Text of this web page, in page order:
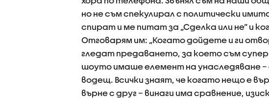
но не съм спекулирал с политически
спират и ме питат за „Сделка или не“ и
Отговарям им: „Когато дойдете и ги
гледат предаването, за което съм
шоуто имаше елемент на унаследяване –
водещ. Всички знаят, че когато нещо е
върне с друг – винаги има сравнение,